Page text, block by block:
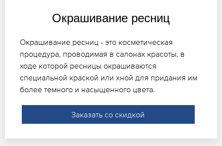
Окрашивание ресниц
Окрашивание ресниц - это косметическая
процедура, проводимая в салонах красоты, в
ходе которой ресницы окрашиваются
специальной краской или хной для придания им
более темного и насыщенного цвета.
Заказать со скидкой